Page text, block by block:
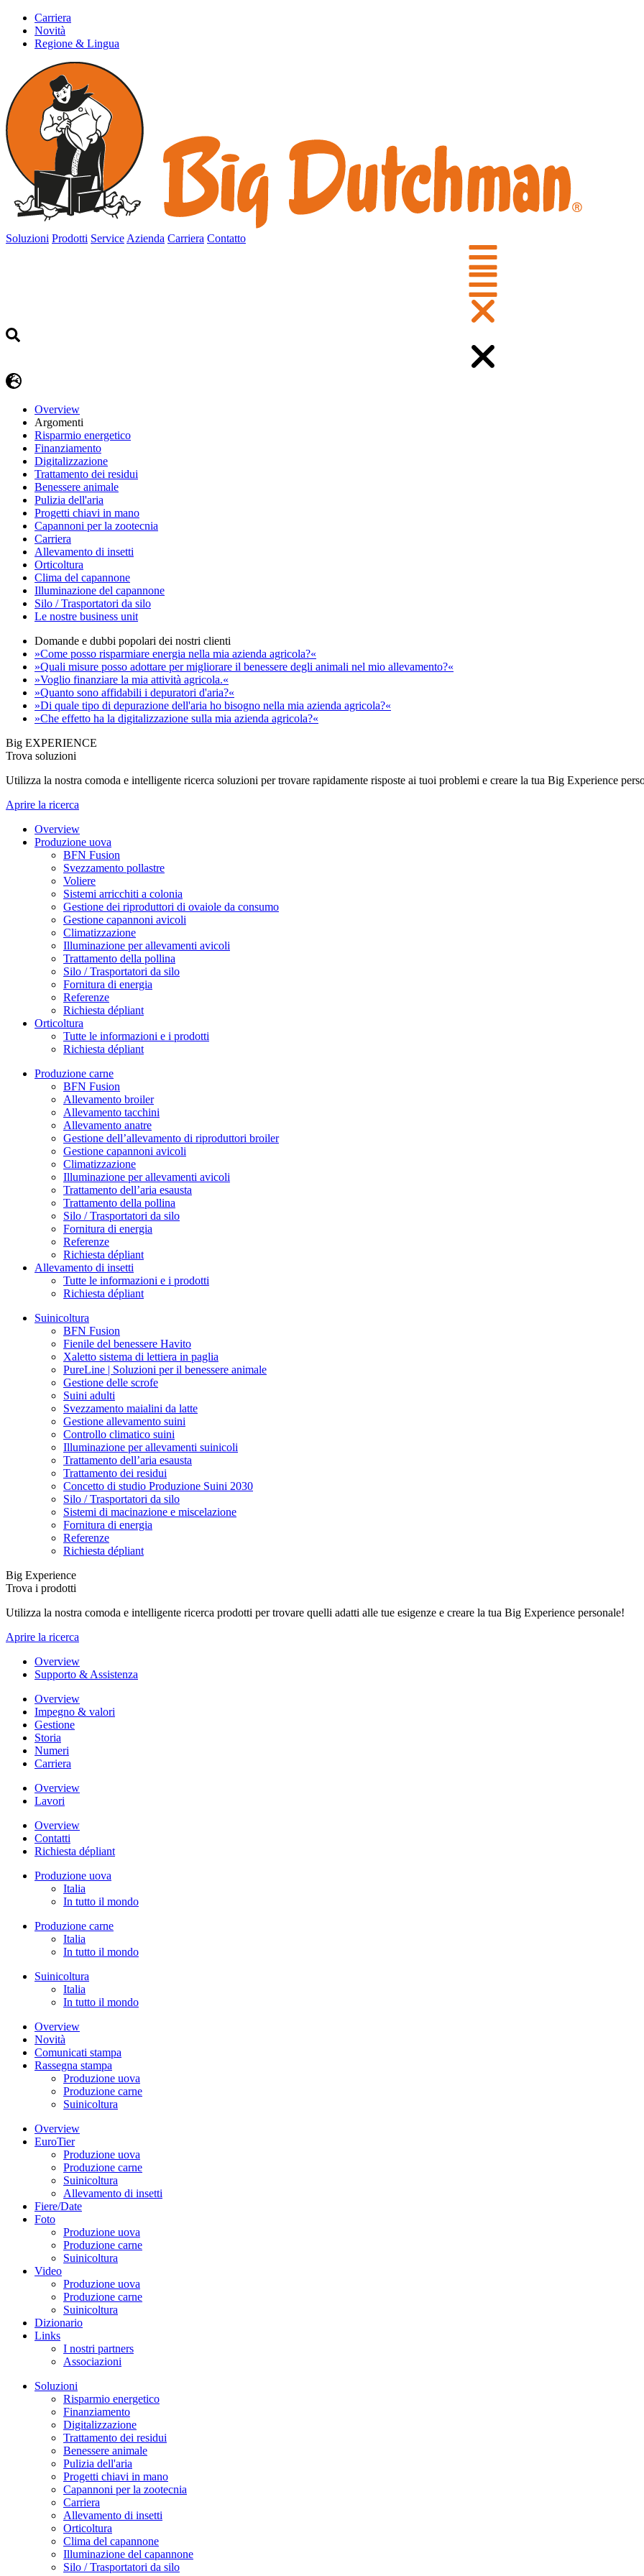
Carriera
Novità
Regione & Lingua
Soluzioni Prodotti Service Azienda Carriera Contatto
Overview
Argomenti
Risparmio energetico
Finanziamento
Digitalizzazione
Trattamento dei residui
Benessere animale
Pulizia dell'aria
Progetti chiavi in mano
Capannoni per la zootecnia
Carriera
Allevamento di insetti
Orticoltura
Clima del capannone
Illuminazione del capannone
Silo / Trasportatori da silo
Le nostre business unit
Domande e dubbi popolari dei nostri clienti
»Come posso risparmiare energia nella mia azienda agricola?«
»Quali misure posso adottare per migliorare il benessere degli animali nel mio allevamento?«
»Voglio finanziare la mia attività agricola.«
»Quanto sono affidabili i depuratori d'aria?«
»Di quale tipo di depurazione dell'aria ho bisogno nella mia azienda agricola?«
»Che effetto ha la digitalizzazione sulla mia azienda agricola?«
Big EXPERIENCE
Trova soluzioni
Utilizza la nostra comoda e intelligente ricerca soluzioni per trovare rapidamente risposte ai tuoi problemi e creare la tua Big Experience
Aprire la ricerca
Overview
Produzione uova
BFN Fusion
Svezzamento pollastre
Voliere
Sistemi arricchiti a colonia
Gestione dei riproduttori di ovaiole da consumo
Gestione capannoni avicoli
Climatizzazione
Illuminazione per allevamenti avicoli
Trattamento della pollina
Silo / Trasportatori da silo
Fornitura di energia
Referenze
Richiesta dépliant
Orticoltura
Tutte le informazioni e i prodotti
Richiesta dépliant
Produzione carne
BFN Fusion
Allevamento broiler
Allevamento tacchini
Allevamento anatre
Gestione dell’allevamento di riproduttori broiler
Gestione capannoni avicoli
Climatizzazione
Illuminazione per allevamenti avicoli
Trattamento dell’aria esausta
Trattamento della pollina
Silo / Trasportatori da silo
Fornitura di energia
Referenze
Richiesta dépliant
Allevamento di insetti
Tutte le informazioni e i prodotti
Richiesta dépliant
Suinicoltura
BFN Fusion
Fienile del benessere Havito
Xaletto sistema di lettiera in paglia
PureLine | Soluzioni per il benessere animale
Gestione delle scrofe
Suini adulti
Svezzamento maialini da latte
Gestione allevamento suini
Controllo climatico suini
Illuminazione per allevamenti suinicoli
Trattamento dell’aria esausta
Trattamento dei residui
Concetto di studio Produzione Suini 2030
Silo / Trasportatori da silo
Sistemi di macinazione e miscelazione
Fornitura di energia
Referenze
Richiesta dépliant
Big Experience
Trova i prodotti
Utilizza la nostra comoda e intelligente ricerca prodotti per trovare quelli adatti alle tue esigenze e creare la tua Big Experience personale!
Aprire la ricerca
Overview
Supporto & Assistenza
Overview
Impegno & valori
Gestione
Storia
Numeri
Carriera
Overview
Lavori
Overview
Contatti
Richiesta dépliant
Produzione uova
Italia
In tutto il mondo
Produzione carne
Italia
In tutto il mondo
Suinicoltura
Italia
In tutto il mondo
Overview
Novità
Comunicati stampa
Rassegna stampa
Produzione uova
Produzione carne
Suinicoltura
Overview
EuroTier
Produzione uova
Produzione carne
Suinicoltura
Allevamento di insetti
Fiere/Date
Foto
Produzione uova
Produzione carne
Suinicoltura
Video
Produzione uova
Produzione carne
Suinicoltura
Dizionario
Links
I nostri partners
Associazioni
Soluzioni
Risparmio energetico
Finanziamento
Digitalizzazione
Trattamento dei residui
Benessere animale
Pulizia dell'aria
Progetti chiavi in mano
Capannoni per la zootecnia
Carriera
Allevamento di insetti
Orticoltura
Clima del capannone
Illuminazione del capannone
Silo / Trasportatori da silo